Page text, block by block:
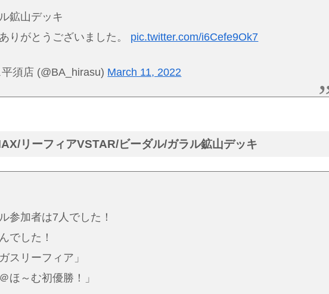
鉱山デッキ
りがとうございました。 pic.twitter.com/i6Cefe9Ok7
須店 (@BA_hirasu) March 11, 2022
リーフィアVSTAR/ビーダル/ガラル鉱山デッキ
参加者は7人でした！
でした！
スリーフィア」
ほ～む初優勝！」